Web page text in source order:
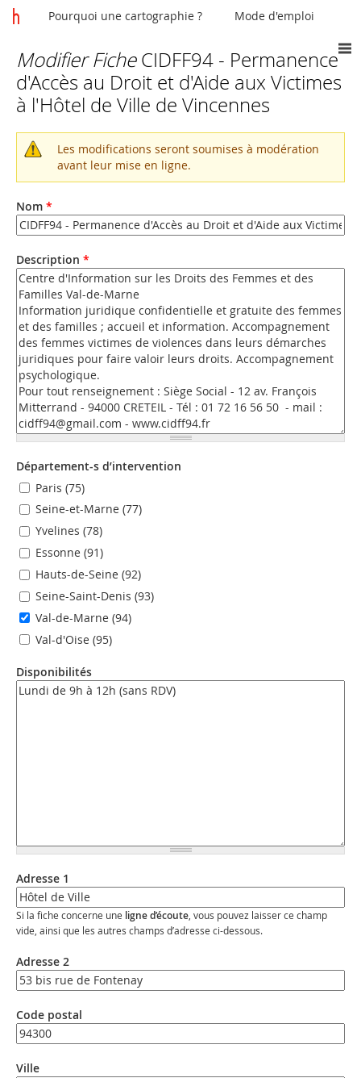
Vous
êtes
ici
Modifier FicheCIDFF94 - Permanence
d'Accès au Droit et d'Aide aux Victimes
à l'Hôtel de Ville de Vincennes
Message
d'avertissement
Les modifications seront soumises à modération
avant leur mise en ligne.
Nom *
Description *
Département-s d’intervention
Paris (75)
Seine-et-Marne (77)
Yvelines (78)
Essonne (91)
Hauts-de-Seine (92)
Seine-Saint-Denis (93)
Val-de-Marne (94)
Val-d'Oise (95)
Disponibilités
Adresse 1
Si la fiche concerne une ligne d’écoute , vous pouvez laisser ce champ
vide, ainsi que les autres champs d’adresse ci-dessous.
Adresse 2
Code postal
Ville
Pourquoi une cartographie ? Mode d'emploi